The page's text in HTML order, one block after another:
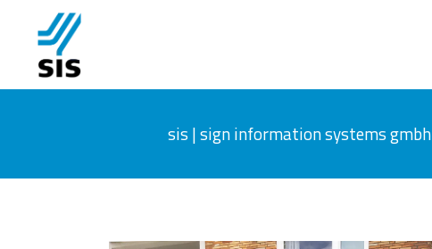
sis | sign information systems gmbh